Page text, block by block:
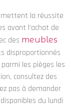
la réussite
avant l’achat de
des meubles
disproportionnés
les pièges les
consultez des
pas à demander
du lundi